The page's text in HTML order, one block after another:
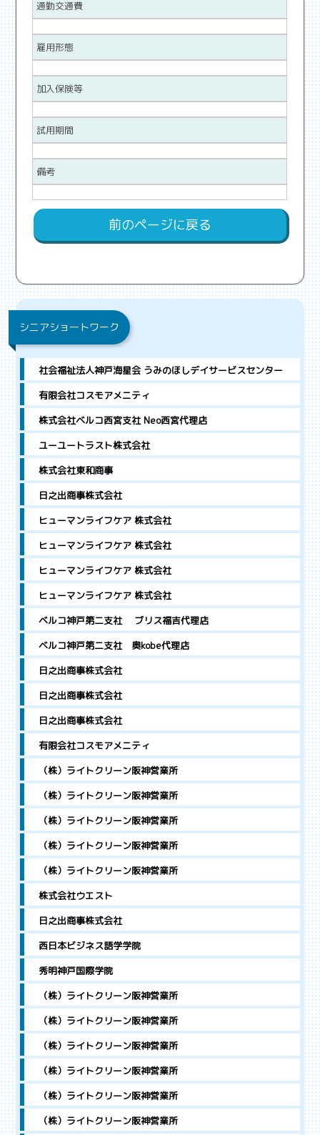
通勤交通費
雇用形態
加入保険等
試用期間
備考
前のページに戻る
シニアショートワーク
社会福祉法人神戸海星会 うみのほしデイサービスセンター
有限会社コスモアメニティ
株式会社ベルコ西宮支社 Neo西宮代理店
ユーユートラスト株式会社
株式会社東和商事
日之出商事株式会社
ヒューマンライフケア 株式会社
ヒューマンライフケア 株式会社
ヒューマンライフケア 株式会社
ヒューマンライフケア 株式会社
ベルコ神戸第二支社 ブリス福吉代理店
ベルコ神戸第二支社 奥kobe代理店
日之出商事株式会社
日之出商事株式会社
日之出商事株式会社
有限会社コスモアメニティ
（株）ライトクリーン阪神営業所
（株）ライトクリーン阪神営業所
（株）ライトクリーン阪神営業所
（株）ライトクリーン阪神営業所
（株）ライトクリーン阪神営業所
株式会社ウエスト
日之出商事株式会社
西日本ビジネス語学学院
秀明神戸国際学院
（株）ライトクリーン阪神営業所
（株）ライトクリーン阪神営業所
（株）ライトクリーン阪神営業所
（株）ライトクリーン阪神営業所
（株）ライトクリーン阪神営業所
（株）ライトクリーン阪神営業所